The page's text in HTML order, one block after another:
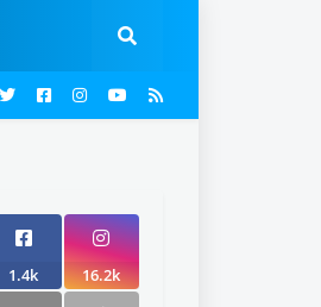
1.4k 16.2k